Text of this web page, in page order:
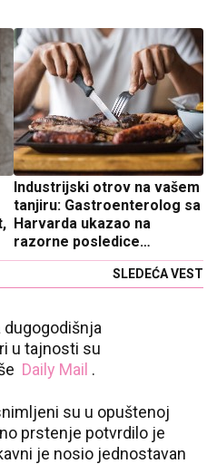
Industrijski otrov na vašem
tanjiru: Gastroenterolog sa
Harvarda ukazao na
razorne posledice
konzumiranja mesa koje
SLEDEĆA VEST
dugogodišnja
u tajnosti su
Daily Mail .
su u opuštenoj
prstenje potvrdilo je
je nosio jednostavan